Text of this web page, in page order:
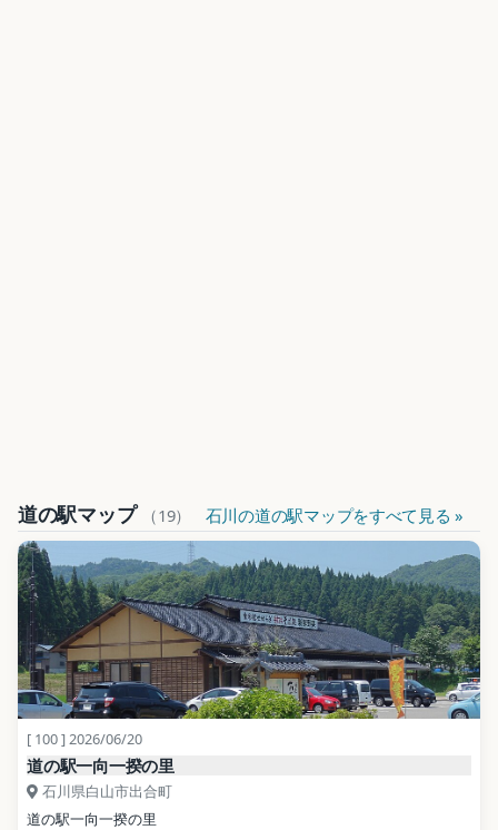
道の駅マップ （19） 石川の道の駅マップをすべて見る »
[ 100 ] 2026/06/20
道の駅一向一揆の里
石川県白山市出合町
道の駅一向一揆の里